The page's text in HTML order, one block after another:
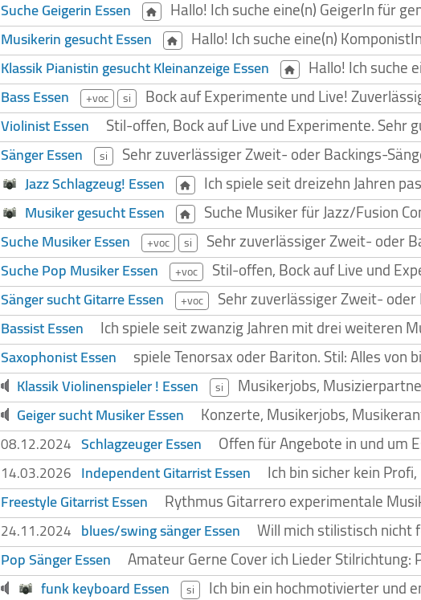
Suche Geigerin Essen Hallo! Ich suche eine(n) GeigerIn für
Musikerin gesucht Essen Hallo! Ich suche eine(n)
Klassik Pianistin gesucht Kleinanzeige Essen Hallo! Ich suche
Bass Essen +voc si Bock auf Experimente und Live!
Violinist Essen Stil-offen, Bock auf Live und Experimente.
Sänger Essen si Sehr zuverlässiger Zweit- oder Backings-
Jazz Schlagzeug! Essen Ich spiele seit dreizehn Jahren
Musiker gesucht Essen Suche Musiker für Jazz/Fusion
Suche Musiker Essen +voc si Sehr zuverlässiger Zweit- oder
Suche Pop Musiker Essen +voc Stil-offen, Bock auf Live und
Sänger sucht Gitarre Essen +voc Sehr zuverlässiger Zweit-
Bassist Essen Ich spiele seit zwanzig Jahren mit drei weiteren
Saxophonist Essen spiele Tenorsax oder Bariton. Stil: Alles
Klassik Violinenspieler ! Essen si Musikerjobs,
Geiger sucht Musiker Essen Konzerte, Musikerjobs,
08.12.2024 Schlagzeuger Essen Offen für Angebote in und um
14.03.2026 Independent Gitarrist Essen Ich bin sicher kein
Freestyle Gitarrist Essen Rythmus Gitarrero experimentale
24.11.2024 blues/swing sänger Essen Will mich stilistisch nicht
Pop Sänger Essen Amateur Gerne Cover ich Lieder Stilrichtung:
funk keyboard Essen si Ich bin ein hochmotivierter und